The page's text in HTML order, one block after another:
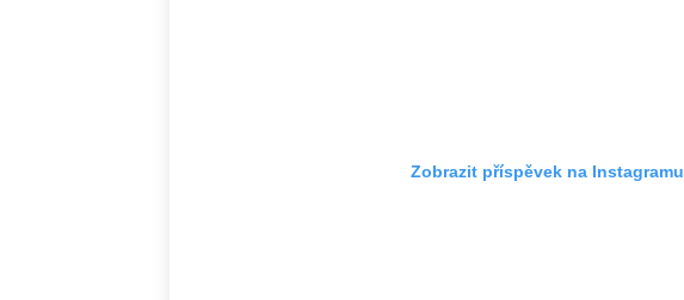
Zobrazit příspěvek na Instagramu